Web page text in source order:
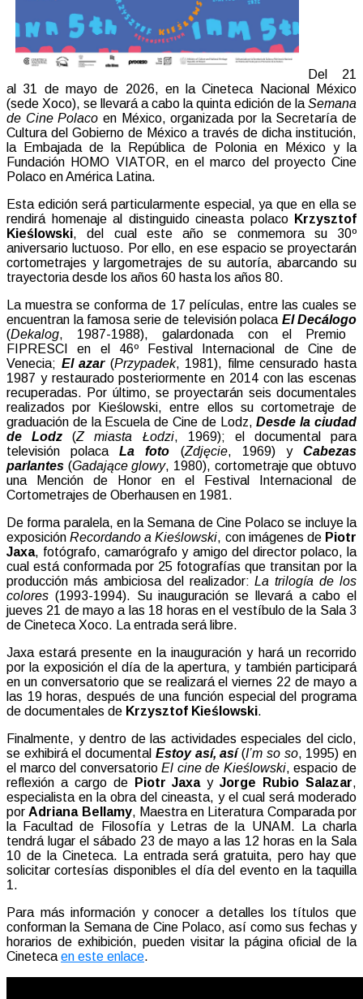
Del 21
al 31 de mayo de 2026, en la Cineteca Nacional México
(sede Xoco), se llevará a cabo la quinta edición de la Semana
de Cine Polaco en México, organizada por la Secretaría de
Cultura del Gobierno de México a través de dicha institución,
la Embajada de la República de Polonia en México y la
Fundación HOMO VIATOR, en el marco del proyecto Cine
Polaco en América Latina.
Esta edición será particularmente especial, ya que en ella se
rendirá homenaje al distinguido cineasta polaco Krzysztof
Kieślowski, del cual este año se conmemora su 30º
aniversario luctuoso. Por ello, en ese espacio se proyectarán
cortometrajes y largometrajes de su autoría, abarcando su
trayectoria desde los años 60 hasta los años 80.
La muestra se conforma de 17 películas, entre las cuales se
encuentran la famosa serie de televisión polaca El Decálogo
(Dekalog, 1987-1988), galardonada con el Premio
FIPRESCI en el 46º Festival Internacional de Cine de
Venecia; El azar(Przypadek, 1981), filme censurado hasta
1987 y restaurado posteriormente en 2014 con las escenas
recuperadas. Por último, se proyectarán seis documentales
realizados por Kieślowski, entre ellos su cortometraje de
graduación de la Escuela de Cine de Lodz,Desde la ciudad
de Lodz (Z miasta Łodzi, 1969); el documental para
televisión polacaLa foto (Zdjęcie, 1969) yCabezas
parlantes (Gadające glowy, 1980), cortometraje que obtuvo
una Mención de Honor en el Festival Internacional de
Cortometrajes de Oberhausen en 1981.
De forma paralela, en la Semana de Cine Polaco se incluye la
exposiciónRecordando a Kieślowski, con imágenes de Piotr
Jaxa, fotógrafo, camarógrafo y amigo del director polaco, la
cual está conformada por 25 fotografías que transitan por la
producción más ambiciosa del realizador:La trilogía de los
colores (1993-1994). Su inauguración se llevará a cabo el
jueves 21 de mayo a las 18 horas en el vestíbulo de la Sala 3
de Cineteca Xoco. La entrada será libre.
Jaxa estará presente en la inauguración y hará un recorrido
por la exposición el día de la apertura, y también participará
en un conversatorio que se realizará el viernes 22 de mayo a
las 19 horas, después de una función especial del programa
de documentales de Krzysztof Kieślowski.
Finalmente, y dentro de las actividades especiales del ciclo,
se exhibirá el documental Estoy así, así(I’m so so, 1995) en
el marco del conversatorioEl cine de Kieślowski, espacio de
reflexión a cargo de
Piotr JaxayJorge Rubio Salazar,
especialista en la obra del cineasta, y el cual será moderado
porAdriana Bellamy, Maestra en Literatura Comparada por
la Facultad de Filosofía y Letras de la UNAM. La charla
tendrá lugar el sábado 23 de mayo a las 12 horas en la Sala
10 de la Cineteca. La entrada será gratuita, pero hay que
solicitar cortesías disponibles el día del evento en la taquilla
1.
Para más información y conocer a detalles los títulos que
conforman la Semana de Cine Polaco, así como sus fechas y
horarios de exhibición, pueden visitar la página oficial de la
Cineteca en este enlace.